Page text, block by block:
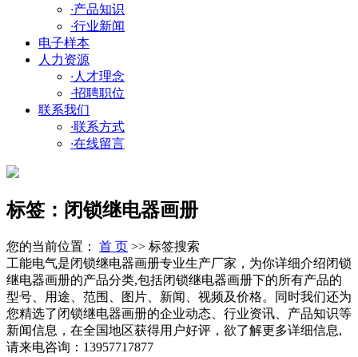
·产品知识
·行业新闻
电子样本
人力资源
· 人才理念
·招聘职位
联系我们
·联系方式
·在线留言
标签：闭锁继电器画册
您的当前位置： 首 页 >> 标签搜索
工能电气是闭锁继电器画册专业生产厂家，为你详细介绍闭锁
继电器画册的产品分类,包括闭锁继电器画册下的所有产品的
型号、用途、范围、图片、新闻、视频及价格。同时我们还为
您精选了闭锁继电器画册的企业动态、行业资讯、产品知识等
新闻信息，在全国地区获得用户好评，欲了解更多详细信息,
请来电咨询：13957717877